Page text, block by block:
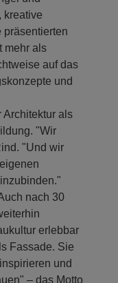
kreative
präsentierten
mehr als
auf das
und
Architektur als
"Wir
"Und wir
nach 30
erlebbar
Fassade. Sie
und
– das Motto